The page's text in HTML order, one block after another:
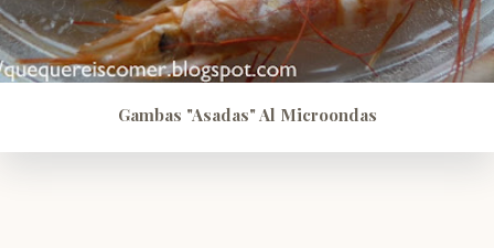
Gambas "asadas" Al Microondas